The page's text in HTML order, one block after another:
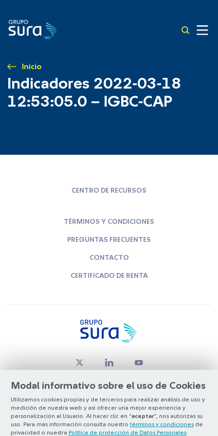
Inicio
Indicadores 2022-03-18
12:53:05.0 – IGBC-CAP
Modal informativo sobre el uso de Cookies
Utilizamos cookies propias y de terceros para realizar análisis de uso y
medición de nuestra web y así ofrecer una mejor experiencia y
personalización al Usuario. Al hacer clic en “aceptar”, nos autorizas su
uso. Para más información consulta nuestro términos y condiciones de
privacidad o nuestra Política de protección de Datos Personales
CENTRO DE RECURSOS
TÉRMINOS Y CONDICIONES
PREGUNTAS FRECUENTES
CONTACTO
CERTIFICADO DE RENTA
© Copyright Grupo SURA 2026